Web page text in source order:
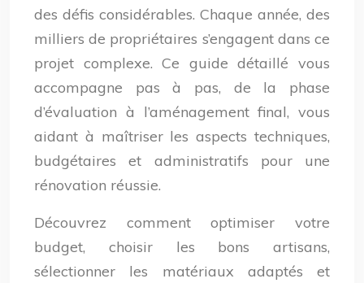
des défis considérables. Chaque année, des
milliers de propriétaires s’engagent dans ce
projet complexe. Ce guide détaillé vous
accompagne pas à pas, de la phase
d’évaluation à l’aménagement final, vous
aidant à maîtriser les aspects techniques,
budgétaires et administratifs pour une
rénovation réussie.
Découvrez comment optimiser votre
budget, choisir les bons artisans,
sélectionner les matériaux adaptés et